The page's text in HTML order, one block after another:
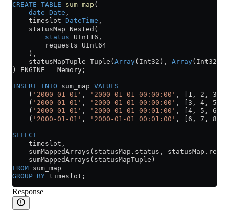
CREATE TABLE sum_map (
    date
Date ,
    timeslot
DateTime ,
    statusMap Nested(
        status
UInt16,
        requests UInt64
    ),
    statusMapTuple Tuple(
Array(Int32), Array(Int32))
) ENGINE = Memory;
INSERT INTO sum_map VALUES
    (
'2000-01-01' , '2000-01-01 00:00:00' , [1, 2, 3],
    (
'2000-01-01' , '2000-01-01 00:00:00' , [3, 4, 5],
    (
'2000-01-01' , '2000-01-01 00:01:00' , [4, 5, 6],
    (
'2000-01-01' , '2000-01-01 00:01:00' , [6, 7, 8],
SELECT
    timeslot,
    sumMappedArrays(
statusMap . status , statusMap .
    sumMappedArrays(statusMapTuple)
FROM sum_map
GROUP BY timeslot;
Response